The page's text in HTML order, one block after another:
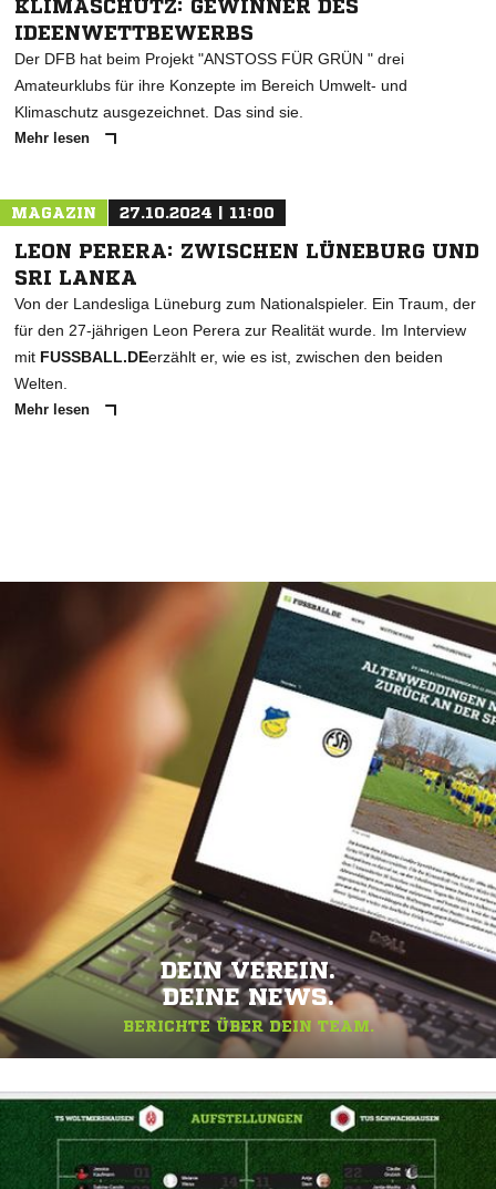
KLIMASCHUTZ: GEWINNER DES
IDEENWETTBEWERBS
Der DFB hat beim Projekt "ANSTOSS FÜR GRÜN " drei
Amateurklubs für ihre Konzepte im Bereich Umwelt- und
Klimaschutz ausgezeichnet. Das sind sie.
Mehr lesen
MAGAZIN 27.10.2024 | 11:00
LEON PERERA: ZWISCHEN LÜNEBURG UND
SRI LANKA
Von der Landesliga Lüneburg zum Nationalspieler. Ein Traum, der
für den 27-jährigen Leon Perera zur Realität wurde. Im Interview
mit FUSSBALL.DEerzählt er, wie es ist, zwischen den beiden
Welten.
Mehr lesen
DEIN VEREIN.
DEINE NEWS.
BERICHTE ÜBER DEIN TEAM.